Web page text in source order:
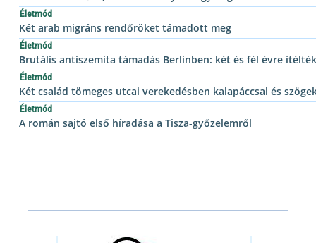
Életmód
Két arab migráns rendőröket támadott meg
Életmód
Brutális antiszemita támadás Berlinben: két és fél évre
Életmód
Két család tömeges utcai verekedésben kalapáccsal és
Életmód
A román sajtó első híradása a Tisza-győzelemről